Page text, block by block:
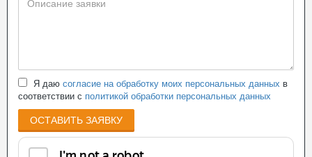
Я даю согласие на обработку моих персональных данных в
соответствии с политикой обработки персональных данных
ОСТАВИТЬ ЗАЯВКУ